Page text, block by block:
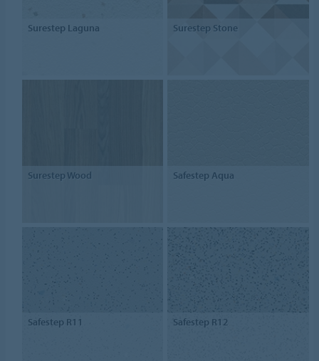
Surestep Laguna Surestep Stone
Surestep Wood Safestep Aqua
Safestep R11 Safestep R12